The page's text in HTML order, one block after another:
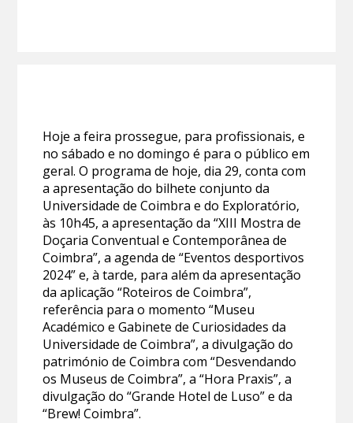
Hoje a feira prossegue, para profissionais, e
no sábado e no domingo é para o público em
geral. O programa de hoje, dia 29, conta com
a apresentação do bilhete conjunto da
Universidade de Coimbra e do Exploratório,
às 10h45, a apresentação da “XIII Mostra de
Doçaria Conventual e Contemporânea de
Coimbra”, a agenda de “Eventos desportivos
2024” e, à tarde, para além da apresentação
da aplicação “Roteiros de Coimbra”,
referência para o momento “Museu
Académico e Gabinete de Curiosidades da
Universidade de Coimbra”, a divulgação do
património de Coimbra com “Desvendando
os Museus de Coimbra”, a “Hora Praxis”, a
divulgação do “Grande Hotel de Luso” e da
“Brew! Coimbra”.